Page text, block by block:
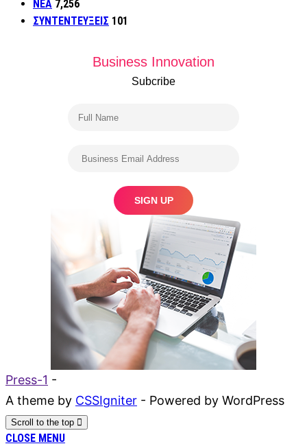
ΝΕΑ 7,256
ΣΥΝΤΕΝΤΕΥΞΕΙΣ 101
Business Innovation
Subcribe
Press-1 -
A theme by CSSIgniter - Powered by WordPress
Scroll to the top
CLOSE MENU